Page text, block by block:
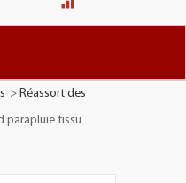
> Réassort des
parapluie tissu